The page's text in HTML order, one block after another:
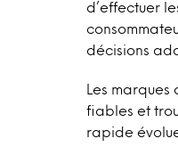
d’effectuer
décisions
Les
fiables et
rapide